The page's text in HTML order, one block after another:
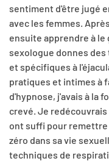
sentiment d'être jugé
avec les femmes.
ensuite apprendre à le
sexologue donnes
et spécifiques à
pratiques et intimes à
d'hypnose, j'avais à la
crevé. Je redécouvrais
ont suffi pour
zéro dans sa vie
techniques de